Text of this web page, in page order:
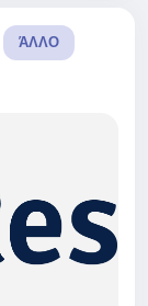
ΆΛΛΟ